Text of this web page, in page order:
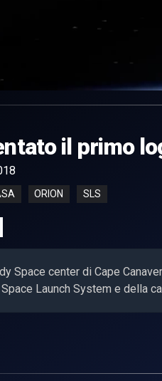
il primo
ORION SLS
Space center di Cape
Launch System e della